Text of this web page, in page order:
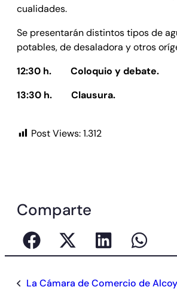
cualidades.
Se presentarán distintos tipos de
potables, de desaladora y otros
12:30 h.
Coloquio y debate.
13:30 h. Clausura.
Post Views:1.312
Comparte
La Cámara de Comercio de